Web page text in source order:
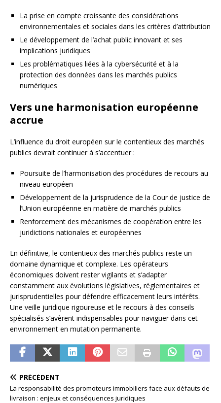
La prise en compte croissante des considérations
environnementales et sociales dans les critères d’attribution
Le développement de l’achat public innovant et ses
implications juridiques
Les problématiques liées à la cybersécurité et à la
protection des données dans les marchés publics
numériques
Vers une harmonisation européenne
accrue
L’influence du droit européen sur le contentieux des marchés
publics devrait continuer à s’accentuer :
Poursuite de l’harmonisation des procédures de recours au
niveau européen
Développement de la jurisprudence de la Cour de justice de
l’Union européenne en matière de marchés publics
Renforcement des mécanismes de coopération entre les
juridictions nationales et européennes
En définitive, le contentieux des marchés publics reste un
domaine dynamique et complexe. Les opérateurs
économiques doivent rester vigilants et s’adapter
constamment aux évolutions législatives, réglementaires et
jurisprudentielles pour défendre efficacement leurs intérêts.
Une veille juridique rigoureuse et le recours à des conseils
spécialisés s’avèrent indispensables pour naviguer dans cet
environnement en mutation permanente.
PRÉCÉDENT
La responsabilité des promoteurs immobiliers face aux défauts de
livraison : enjeux et conséquences juridiques